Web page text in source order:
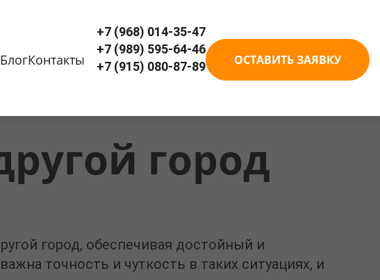
БлогКонтакты
+7 (968) 014-35-47
+7 (989) 595-64-46
+7 (915) 080-87-89
ОСТАВИТЬ ЗАЯВКУ
город
город, обеспечивая достойный и
точность и чуткость в таких ситуациях, и